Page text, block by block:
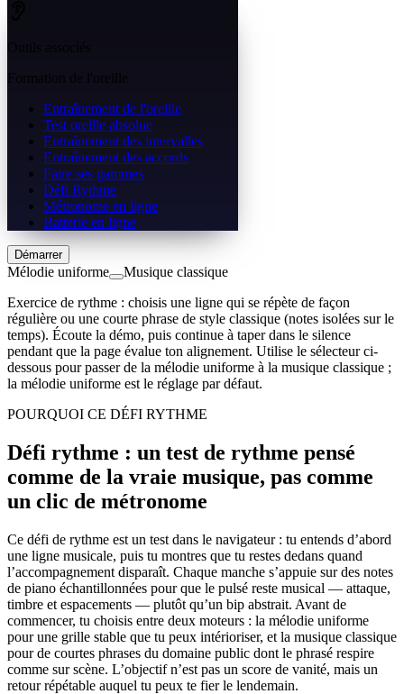
Formation de l'oreille
Entraînement de l'oreille
Test oreille absolue
Entraînement des intervalles
Entraînement des accords
Faire ses gammes
Défi Rythme
Métronome en ligne
Batterie en ligne
Démarrer
Mélodie uniforme
Musique classique
Exercice de rythme : choisis une ligne qui se répète de façon
régulière ou une courte phrase de style classique (notes isolées sur le
temps). Écoute la démo, puis continue à taper dans le silence
pendant que la page évalue ton alignement. Utilise le sélecteur ci-
dessous pour passer de la mélodie uniforme à la musique classique ;
la mélodie uniforme est le réglage par défaut.
POURQUOI CE DÉFI RYTHME
Défi rythme : un test de rythme pensé
comme de la vraie musique, pas comme
un clic de métronome
Ce défi de rythme est un test dans le navigateur : tu entends d’abord
une ligne musicale, puis tu montres que tu restes dedans quand
l’accompagnement disparaît. Chaque manche s’appuie sur des notes
de piano échantillonnées pour que le pulsé reste musical — attaque,
timbre et espacements — plutôt qu’un bip abstrait. Avant de
commencer, tu choisis entre deux moteurs : la mélodie uniforme
pour une grille stable que tu peux intérioriser, et la musique classique
pour de courtes phrases du domaine public dont le phrasé respire
comme sur scène. L’objectif n’est pas un score de vanité, mais un
retour répétable auquel tu peux te fier le lendemain.